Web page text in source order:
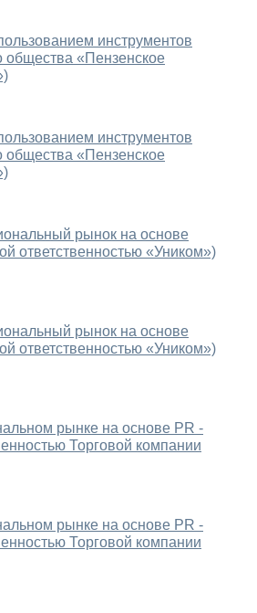
инструментов
общества «Пензенское
инструментов
общества «Пензенское
рынок на основе
ответственностью «Уником»)
рынок на основе
ответственностью «Уником»)
рынке на основе PR -
Торговой компании
рынке на основе PR -
Торговой компании